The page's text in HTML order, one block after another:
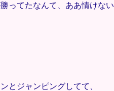
てたなんて、ああ情けない
とジャンピングしてて、